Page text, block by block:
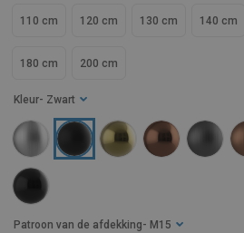
110 cm 120 cm 130 cm 140 cm
180 cm 200 cm
Kleur - Zwart
Patroon van de afdekking - M15